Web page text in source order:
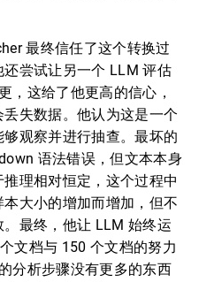
最终信任了这个转换过
尝试让另一个 LLM 评估
，这给了他更高的信心，
失数据。他认为这是一个
观察并进行抽查。最坏的
语法错误，但文本本身
理相对恒定，这个过程中
大小的增加而增加，但不
最终，他让 LLM 始终运
文档与 150 个文档的努力
分析步骤没有更多的东西